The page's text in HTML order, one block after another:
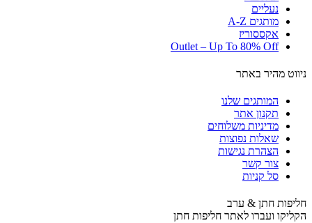
נעליים
מותגים A-Z
אקססוריז
Outlet – Up To 80% Off
ניווט מהיר באתר
המותגים שלנו
תקנון אתר
מדיניות משלוחים
שאלות נפוצות
הצהרת נגישות
צור קשר
סל קניות
חליפות חתן & ערב
הקליקו ועברו לאתר חליפות חתן